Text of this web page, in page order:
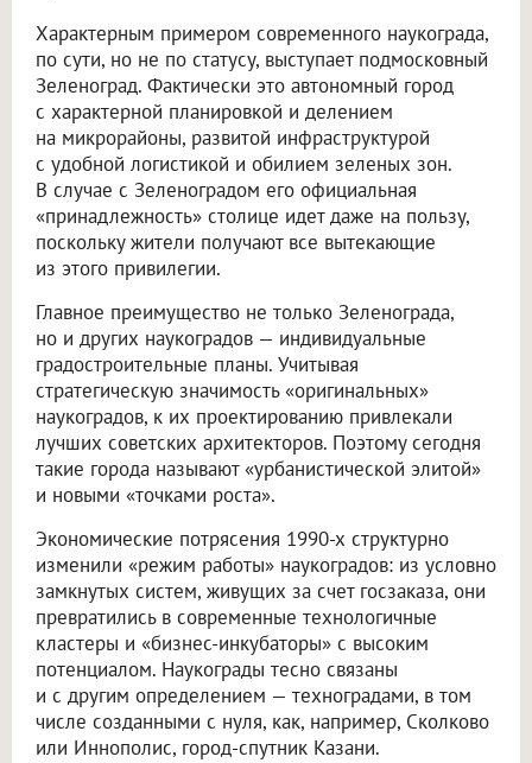
Характерным примером современного наукограда,
по сути, но не по статусу, выступает подмосковный
Зеленоград. Фактически это автономный город
с характерной планировкой и делением
на микрорайоны, развитой инфраструктурой
с удобной логистикой и обилием зеленых зон.
В случае с Зеленоградом его официальная
«принадлежность» столице идет даже на пользу,
поскольку жители получают все вытекающие
из этого привилегии.
Главное преимущество не только Зеленограда,
но и других наукоградов — индивидуальные
градостроительные планы. Учитывая
стратегическую значимость «оригинальных»
наукоградов, к их проектированию привлекали
лучших советских архитекторов. Поэтому сегодня
такие города называют «урбанистической элитой»
и новыми «точками роста».
Экономические потрясения 1990-х структурно
изменили «режим работы» наукоградов: из условно
замкнутых систем, живущих за счет госзаказа, они
превратились в современные технологичные
кластеры и «бизнес-инкубаторы» с высоким
потенциалом. Наукограды тесно связаны
и с другим определением — техноградами, в том
числе созданными с нуля, как, например, Сколково
или Иннополис, город-спутник Казани.